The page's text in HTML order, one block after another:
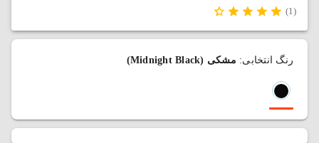
(1)
رنگ انتخابی: مشکی (Midnight Black)